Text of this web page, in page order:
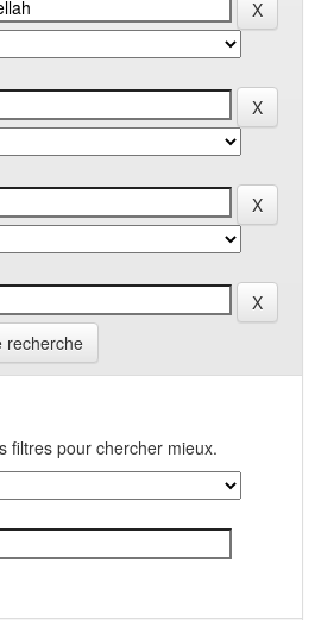
recherche
filtres pour chercher mieux.